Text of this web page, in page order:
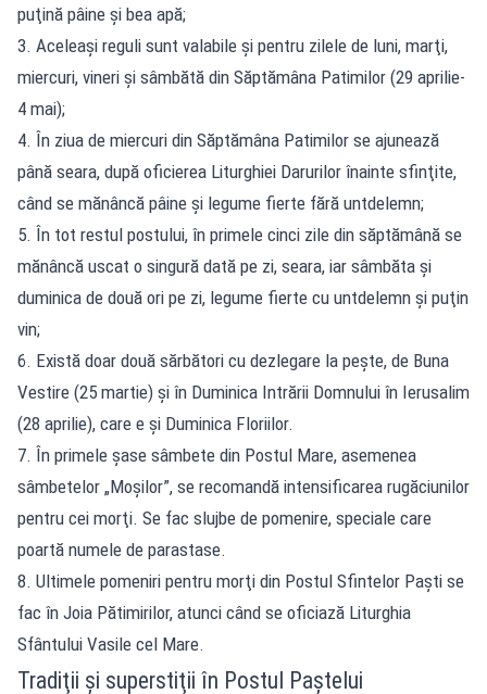
puţină pâine şi bea apă;
3. Aceleaşi reguli sunt valabile şi pentru zilele de luni, marţi,
miercuri, vineri şi sâmbătă din Săptămâna Patimilor (29 aprilie-
4 mai);
4. În ziua de miercuri din Săptămâna Patimilor se ajunează
până seara, după oficierea Liturghiei Darurilor înainte sfinţite,
când se mănâncă pâine şi legume fierte fără untdelemn;
5. În tot restul postului, în primele cinci zile din săptămână se
mănâncă uscat o singură dată pe zi, seara, iar sâmbăta şi
duminica de două ori pe zi, legume fierte cu untdelemn şi puţin
vin;
6. Există doar două sărbători cu dezlegare la peşte, de Buna
Vestire (25 martie) şi în Duminica Intrării Domnului în Ierusalim
(28 aprilie), care e şi Duminica Floriilor.
7. În primele şase sâmbete din Postul Mare, asemenea
sâmbetelor „Moşilor”, se recomandă intensificarea rugăciunilor
pentru cei morţi. Se fac slujbe de pomenire, speciale care
poartă numele de parastase.
8. Ultimele pomeniri pentru morţi din Postul Sfintelor Paşti se
fac în Joia Pătimirilor, atunci când se oficiază Liturghia
Sfântului Vasile cel Mare.
Tradiţii şi superstiţii în Postul Paştelui